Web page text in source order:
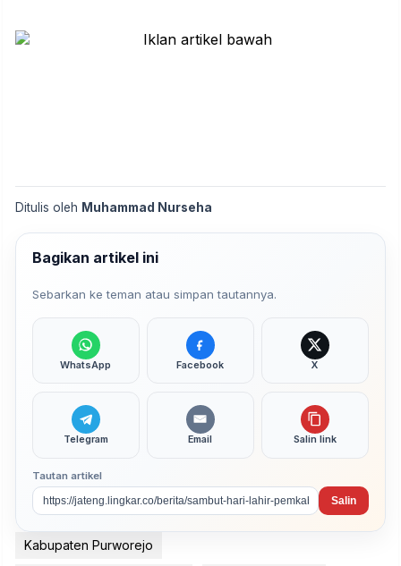
Ditulis oleh Muhammad Nurseha
Bagikan artikel ini
Sebarkan ke teman atau simpan tautannya.
WhatsApp Facebook X
Telegram Email Salin link
Tautan artikel
Salin
Kabupaten Purworejo